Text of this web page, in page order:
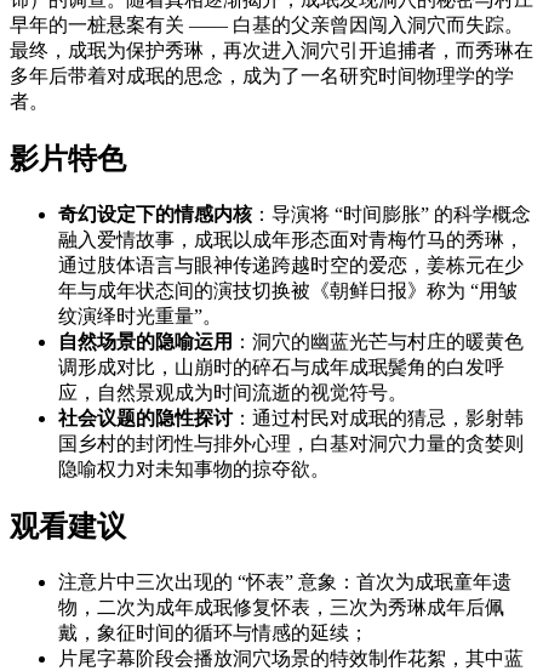
早年的一桩悬案有关 —— 白基的父亲曾因闯入洞穴而失踪。
最终，成珉为保护秀琳，再次进入洞穴引开追捕者，而秀琳在
多年后带着对成珉的思念，成为了一名研究时间物理学的学
者。
影片特色
奇幻设定下的情感内核：导演将 “时间膨胀” 的科学概念
融入爱情故事，成珉以成年形态面对青梅竹马的秀琳，
通过肢体语言与眼神传递跨越时空的爱恋，姜栋元在少
年与成年状态间的演技切换被《朝鲜日报》称为 “用皱
纹演绎时光重量”。
自然场景的隐喻运用 ：洞穴的幽蓝光芒与村庄的暖黄色
调形成对比，山崩时的碎石与成年成珉鬓角的白发呼
应，自然景观成为时间流逝的视觉符号。
社会议题的隐性探讨：通过村民对成珉的猜忌，影射韩
国乡村的封闭性与排外心理，白基对洞穴力量的贪婪则
隐喻权力对未知事物的掠夺欲。
观看建议
注意片中三次出现的 “怀表” 意象：首次为成珉童年遗
物，二次为成年成珉修复怀表，三次为秀琳成年后佩
戴，象征时间的循环与情感的延续；
片尾字幕阶段会播放洞穴场景的特效制作花絮，其中蓝